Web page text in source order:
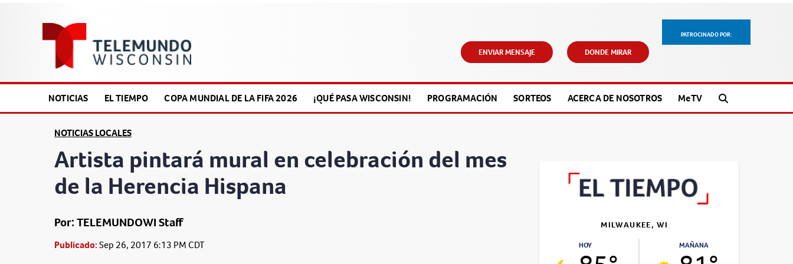
PATROCINADO POR:
ENVIAR MENSAJE DONDE MIRAR
NOTICIAS EL TIEMPO COPA MUNDIAL DE LA FIFA 2026 ¡QUÉ PASA WISCONSIN! PROGRAMACIÓN SORTEOS ACERCA DE NOSOTROS MeTV
NOTICIAS LOCALES
Artista pintará mural en celebración del mes
de la Herencia Hispana
Por: TELEMUNDOWI Staff
Publicado:Sep 26, 2017 6:13 PM CDT
MILWAUKEE, WI
HOY MAÑANA